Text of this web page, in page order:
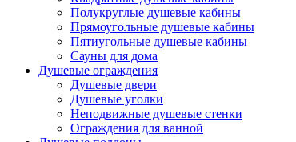
Полукруглые душевые кабины
Прямоугольные душевые кабины
Пятиугольные душевые кабины
Сауны для дома
Душевые ограждения
Душевые двери
Душевые уголки
Неподвижные душевые стенки
Ограждения для ванной